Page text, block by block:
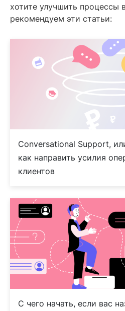
хотите улучшить процессы
рекомендуем эти статьи:
Conversational Support,
как направить усилия
клиентов
С чего начать, если вас